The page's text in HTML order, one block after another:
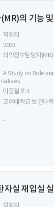
의 기능
학회지
2003
의약정보담당자
A Study on Role
이동일 외3
고려대학교 보건대
-
자실 재입실